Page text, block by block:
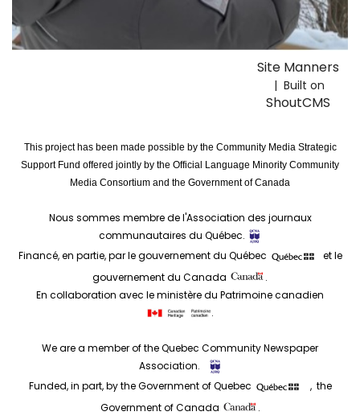
Site Manners
| Built on
ShoutCMS
This project has been made possible by the Community Media Strategic
Support Fund offered jointly by the Official Language Minority Community
Media Consortium and the Government of Canada
Nous sommes membre de l'Association des journaux
communautaires du Québec.
Financé, en partie, par le gouvernement du Québec
et le
gouvernement du Canada
.
En collaboration avec le ministère du Patrimoine canadien
.
We are a member of the Quebec Community Newspaper
Association.
Funded, in part, by the Government of Quebec
, the
Government of Canada
.